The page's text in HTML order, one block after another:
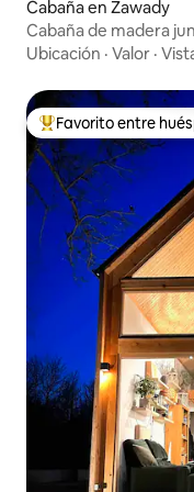
Cabaña en Zawady
Cabaña de madera
Ubicación · Valor ·
De los mejores en
Favorito entre